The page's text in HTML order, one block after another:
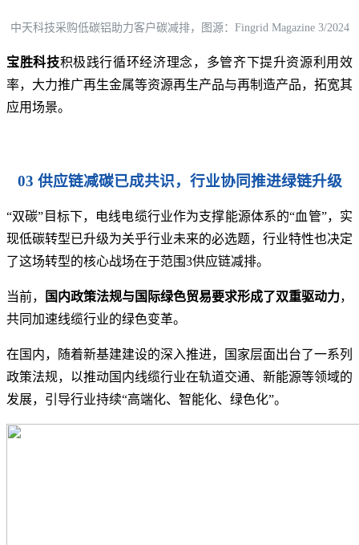
中天科技采购低碳铝助力客户碳减排，图源：Fingrid Magazine 3/2024
宝胜科技积极践行循环经济理念，多管齐下提升资源利用效
率，大力推广再生金属等资源再生产品与再制造产品，拓宽其
应用场景。
03 供应链减碳已成共识，行业协同推进绿链升级
“双碳”目标下，电线电缆行业作为支撑能源体系的“血管”，实
现低碳转型已升级为关乎行业未来的必选题，行业特性也决定
了这场转型的核心战场在于范围3供应链减排。
当前， 国内政策法规与国际绿色贸易要求形成了双重驱动力，
共同加速线缆行业的绿色变革。
在国内，随着新基建建设的深入推进，国家层面出台了一系列
政策法规，以推动国内线缆行业在轨道交通、新能源等领域的
发展，引导行业持续“高端化、智能化、绿色化”。